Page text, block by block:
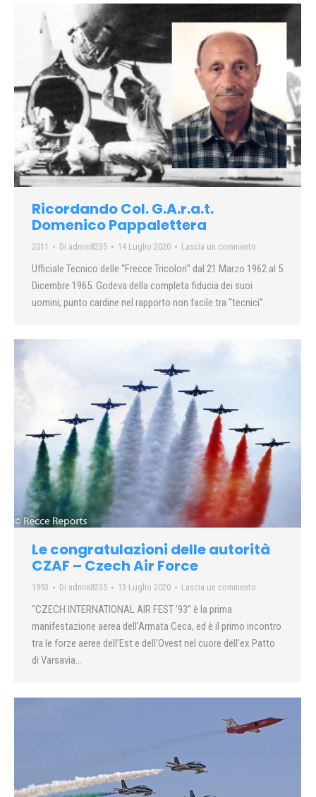
Ricordando Col. G.A.r.a.t.
Domenico Pappalettera
2011 Di admin8235 14 Luglio 2020 Lascia un commento
Ufficiale Tecnico delle “Frecce Tricolori” dal 21 Marzo 1962 al 5
Dicembre 1965. Godeva della completa fiducia dei suoi
uomini; punto cardine nel rapporto non facile tra “tecnici”.
Le congratulazioni delle autorità
CZAF – Czech Air Force
1993 Di admin8235 13 Luglio 2020 Lascia un commento
“CZECH INTERNATIONAL AIR FEST ’93” è la prima
manifestazione aerea dell’Armata Ceca, ed è il primo incontro
tra le forze aeree dell’Est e dell’Ovest nel cuore dell’ex Patto
di Varsavia…